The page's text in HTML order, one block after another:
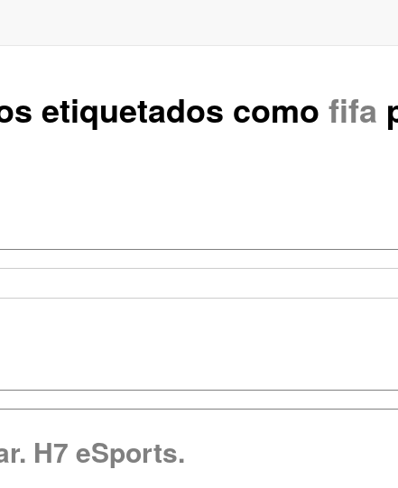
etiquetados como fifa
H7 eSports.